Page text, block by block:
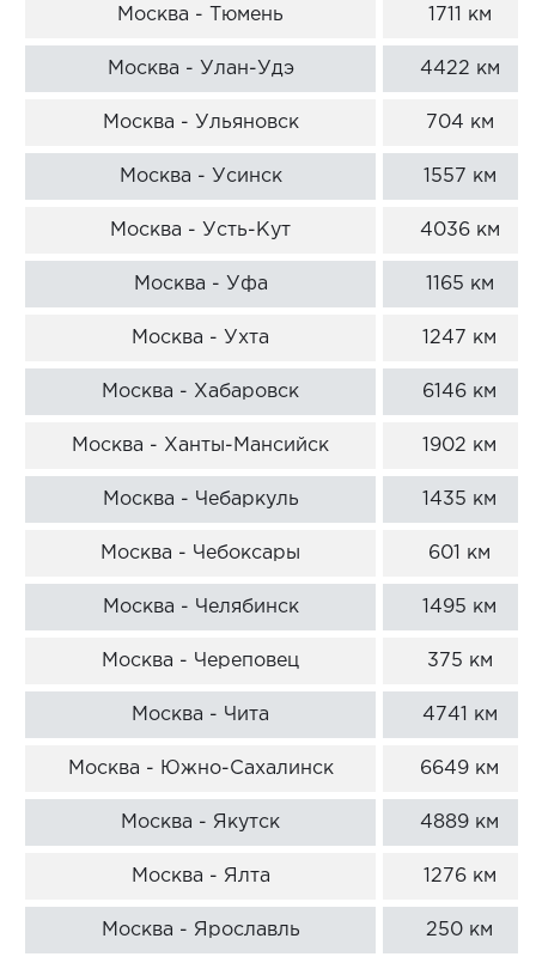
Москва - Тюмень 1711 км
Москва - Улан-Удэ 4422 км
Москва - Ульяновск 704 км
Москва - Усинск 1557 км
Москва - Усть-Кут 4036 км
Москва - Уфа 1165 км
Москва - Ухта 1247 км
Москва - Хабаровск 6146 км
Москва - Ханты-Мансийск 1902 км
Москва - Чебаркуль 1435 км
Москва - Чебоксары 601 км
Москва - Челябинск 1495 км
Москва - Череповец 375 км
Москва - Чита 4741 км
Москва - Южно-Сахалинск 6649 км
Москва - Якутск 4889 км
Москва - Ялта 1276 км
Москва - Ярославль 250 км